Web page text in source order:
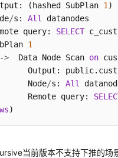
系
统
调
优
优
查
(hashed SubPlan
1 )
/s: All
datanodes
query:
SELECT
1
->
  Data Node Scan
on
Output:
Node
/s: All
Remote query:
当前版本不支持下推的场